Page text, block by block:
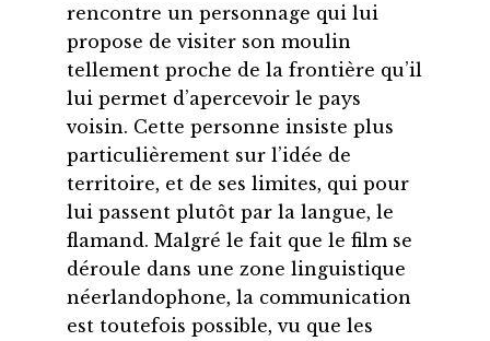
rencontre un personnage qui lui
propose de visiter son moulin
tellement proche de la frontière qu’il
lui permet d’apercevoir le pays
voisin. Cette personne insiste plus
particulièrement sur l’idée de
territoire, et de ses limites, qui pour
lui passent plutôt par la langue, le
flamand. Malgré le fait que le film se
déroule dans une zone linguistique
néerlandophone, la communication
est toutefois possible, vu que les